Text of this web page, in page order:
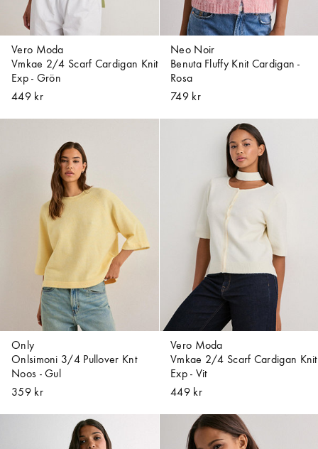
Vero Moda
Vmkae 2/4 Scarf Cardigan Knit
Exp - Grön
449 kr
Neo Noir
Benuta Fluffy Knit Cardigan -
Rosa
749 kr
Only
Onlsimoni 3/4 Pullover Knt
Noos - Gul
359 kr
Vero Moda
Vmkae 2/4 Scarf Cardigan Knit
Exp - Vit
449 kr